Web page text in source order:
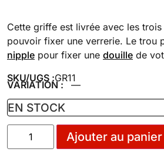
Cette griffe est livrée avec les
pouvoir fixer une verrerie. Le trou
nipple pour fixer une douille de
SKU/UGS :GR11
VARIATION : —
EN STOCK
Ajouter au panier